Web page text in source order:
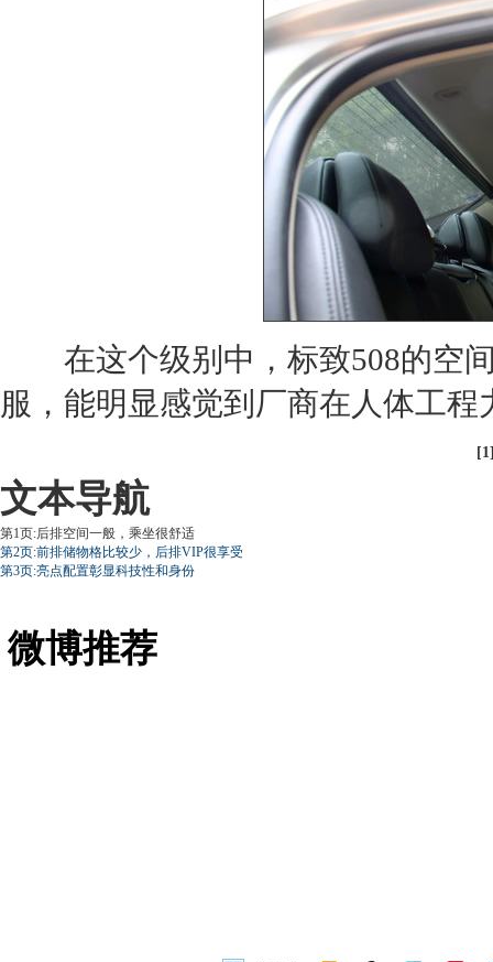
在这个级别中，标致508的空间
服，能明显感觉到厂商在人体工程
文本导航
第1页:后排空间一般，乘坐很舒适
第2页:前排储物格比较少，后排VIP很享受
第3页:亮点配置彰显科技性和身份
微博推荐